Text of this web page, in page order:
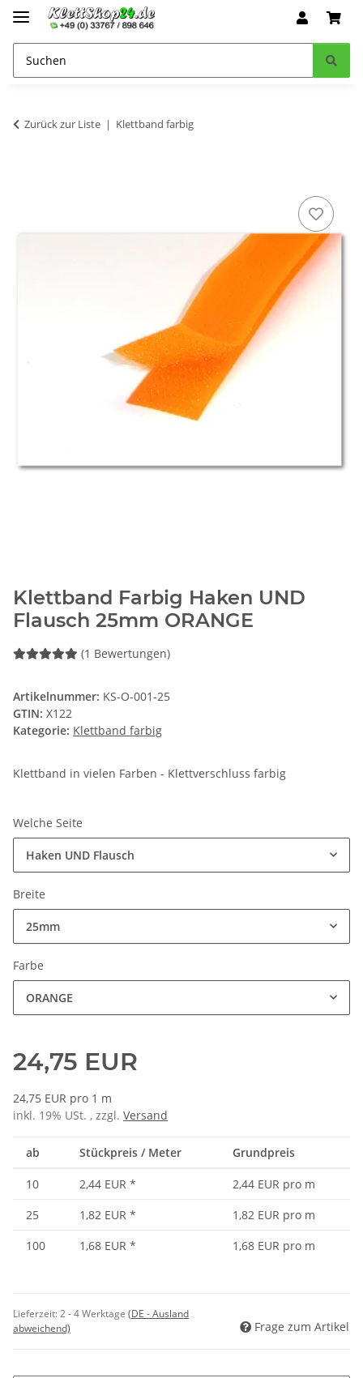
Zurück zur Liste Klettband farbig
Klettband Farbig Haken UND
Flausch 25mm ORANGE
(1 Bewertungen)
Artikelnummer: KS-O-001-25
GTIN: X122
Kategorie: Klettband farbig
Klettband in vielen Farben - Klettverschluss farbig
Welche Seite
Haken UND Flausch
Breite
25mm
Farbe
ORANGE
24,75 EUR
24,75 EUR pro 1 m
inkl. 19% USt. , zzgl. Versand
ab Stückpreis / Meter Grundpreis
10 2,44 EUR *
2,44 EUR pro m
25
1,82 EUR *
1,82 EUR pro m
100
1,68 EUR * 1,68 EUR pro m
Lieferzeit:2 - 4 Werktage (DE - Ausland
abweichend)
Frage zum Artikel